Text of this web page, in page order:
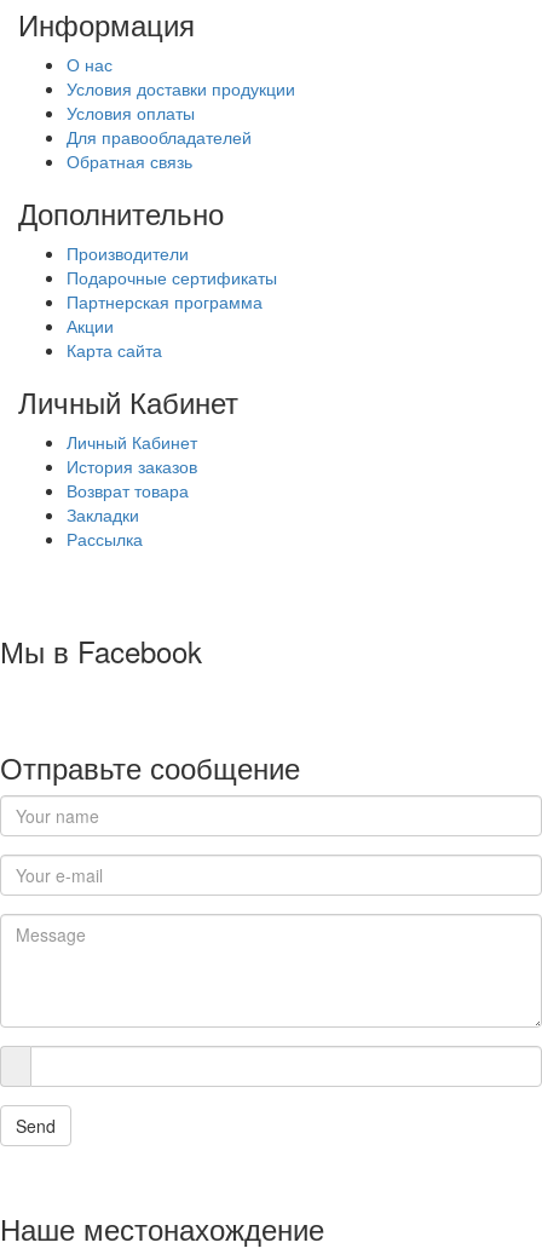
Информация
О нас
Условия доставки продукции
Условия оплаты
Для правообладателей
Обратная связь
Дополнительно
Производители
Подарочные сертификаты
Партнерская программа
Акции
Карта сайта
Личный Кабинет
Личный Кабинет
История заказов
Возврат товара
Закладки
Рассылка
Мы в Facebook
Отправьте сообщение
Send
Наше местонахождение